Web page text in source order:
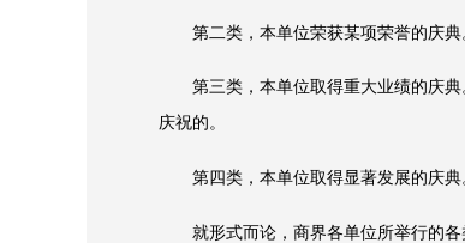
第二类，本单位荣获某项荣誉的庆典
第三类，本单位取得重大业绩的庆典
庆祝的。
第四类，本单位取得显著发展的庆典
就形式而论，商界各单位所举行的各